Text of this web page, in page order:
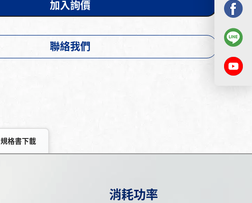
加入詢價
聯絡我們
規格書下載
消耗功率